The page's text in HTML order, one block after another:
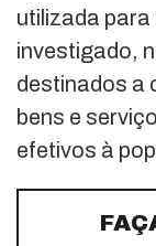
utilizada para
investigado,
destinados a
bens e
efetivos à